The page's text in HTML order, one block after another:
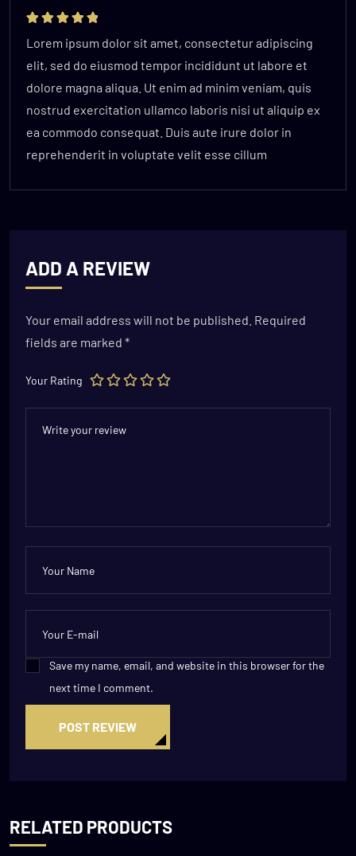
5
Lorem ipsum dolor sit amet, consectetur adipiscing
elit, sed do eiusmod tempor incididunt ut labore et
dolore magna aliqua. Ut enim ad minim veniam, quis
nostrud exercitation ullamco laboris nisi ut aliquip ex
ea commodo consequat. Duis aute irure dolor in
reprehenderit in voluptate velit esse cillum
ADD A REVIEW
Your email address will not be published. Required
fields are marked *
Your Rating
Save my name, email, and website in this browser for the
next time I comment.
POST REVIEW
RELATED PRODUCTS